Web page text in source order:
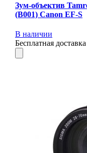
Зум-объектив
(B001) Canon EF-S
В наличии
Бесплатная доставка